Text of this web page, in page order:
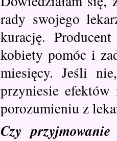
rady swojego
kurację.
kobiety pomóc i
miesięcy. Jeśli
przyniesie
porozumieniu z
Czy